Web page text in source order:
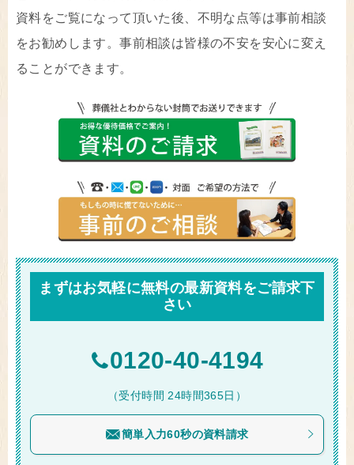
資料をご覧になって頂いた後、不明な点等は事前相談
をお勧めします。事前相談は皆様の不安を安心に変え
ることができます。
まずはお気軽に無料の最新資料をご請求下
さい
0120-40-4194
（受付時間 24時間365日）
簡単入力60秒の資料請求